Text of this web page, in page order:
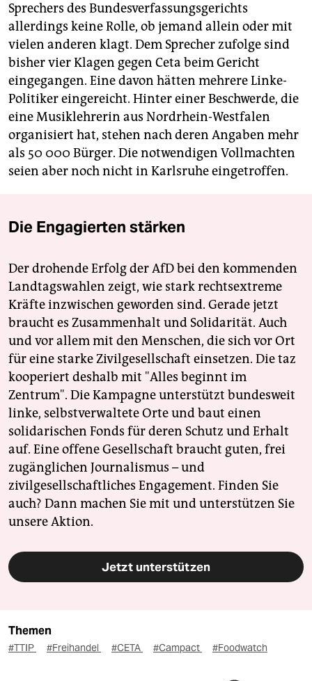
Sprechers des Bundesverfassungsgerichts
allerdings keine Rolle, ob jemand allein oder mit
vielen anderen klagt. Dem Sprecher zufolge sind
bisher vier Klagen gegen Ceta beim Gericht
eingegangen. Eine davon hätten mehrere Linke-
Politiker eingereicht. Hinter einer Beschwerde, die
eine Musiklehrerin aus Nordrhein-Westfalen
organisiert hat, stehen nach deren Angaben mehr
als 50 000 Bürger. Die notwendigen Vollmachten
seien aber noch nicht in Karlsruhe eingetroffen.
Die Engagierten stärken
Der drohende Erfolg der AfD bei den kommenden
Landtagswahlen zeigt, wie stark rechtsextreme
Kräfte inzwischen geworden sind. Gerade jetzt
braucht es Zusammenhalt und Solidarität. Auch
und vor allem mit den Menschen, die sich vor Ort
für eine starke Zivilgesellschaft einsetzen. Die taz
kooperiert deshalb mit "Alles beginnt im
Zentrum". Die Kampagne unterstützt bundesweit
linke, selbstverwaltete Orte und baut einen
solidarischen Fonds für deren Schutz und Erhalt
auf. Eine offene Gesellschaft braucht guten, frei
zugänglichen Journalismus – und
zivilgesellschaftliches Engagement. Finden Sie
auch? Dann machen Sie mit und unterstützen Sie
unsere Aktion.
Jetzt unterstützen
Themen
#TTIP #Freihandel #CETA #Campact #Foodwatch